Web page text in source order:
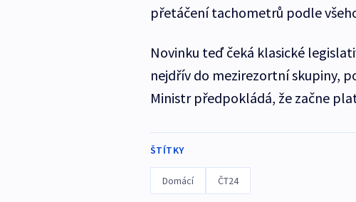
přetáčení tachometrů podle
Novinku teď čeká klasické
nejdřív do mezirezortní skupiny,
Ministr předpokládá, že začne
ŠTÍTKY
Domácí ČT24